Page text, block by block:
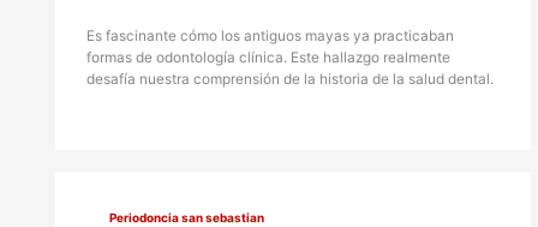
Es fascinante cómo los antiguos mayas ya practicaban
formas de odontología clínica. Este hallazgo realmente
desafía nuestra comprensión de la historia de la salud dental.
Periodoncia san sebastian